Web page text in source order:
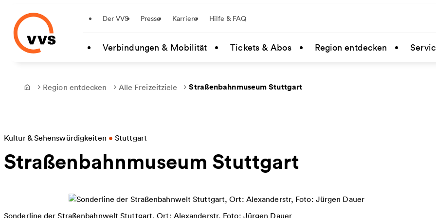
Zum Hauptinhalt springen
Der VVS Presse Karriere Hilfe & FAQ
Verbindungen & Mobilität Tickets & Abos Region entdecken
Frontpage
Region entdecken Alle Freizeitziele Straßenbahnmuseum Stuttgart
Kultur & Sehenswürdigkeiten • Stuttgart
Straßenbahnmuseum Stuttgart
Sonderline der Straßenbahnwelt Stuttgart, Ort: Alexanderstr, Foto: Jürgen Dauer